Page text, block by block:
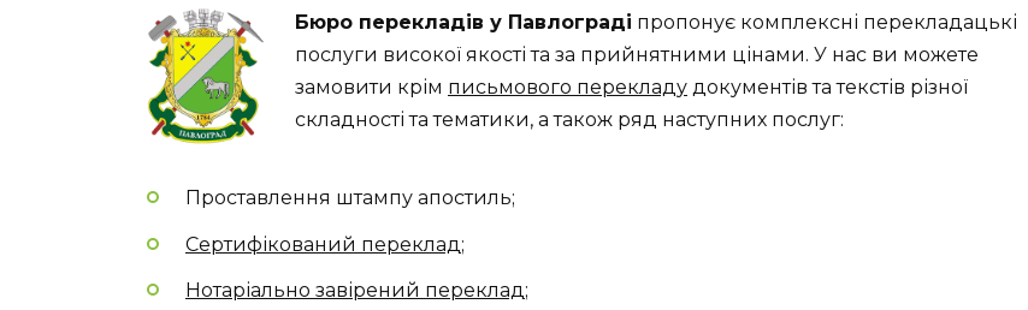
Бюро перекладів у Павлограді пропонує комплексні перекладацькі
послуги високої якості та за прийнятними цінами. У нас ви можете
замовити крім письмового перекладу документів та текстів різної
складності та тематики, а також ряд наступних послуг:
Проставлення штампу апостиль;
Сертифікований переклад ;
Нотаріально завірений переклад ;